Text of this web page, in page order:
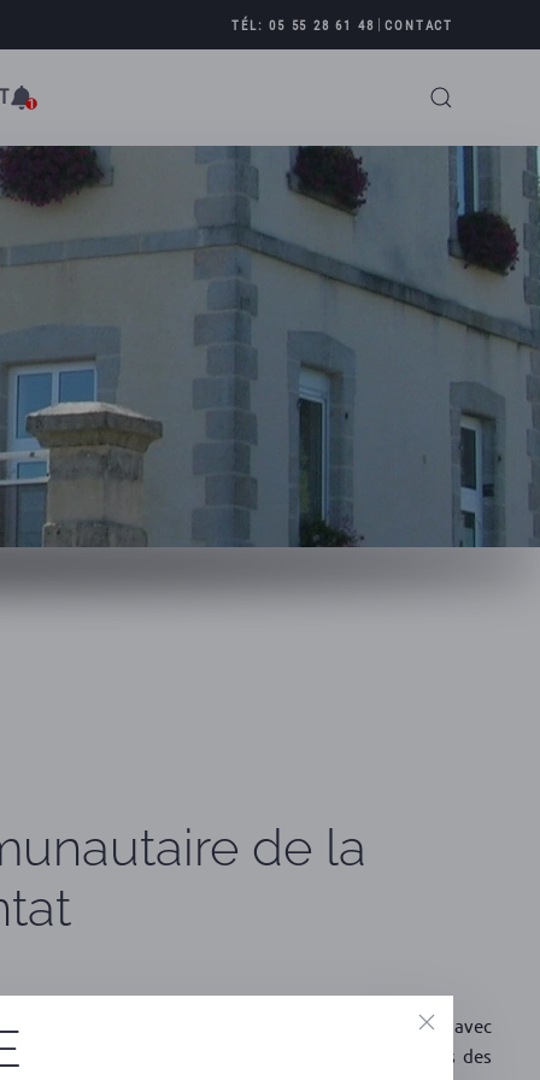
TÉL: 05 55 28 61 48 |CONTACT
de la
poste suite à avancement de grade ; convention avec
; instance de coordination pour l’autonomie : tarifs des